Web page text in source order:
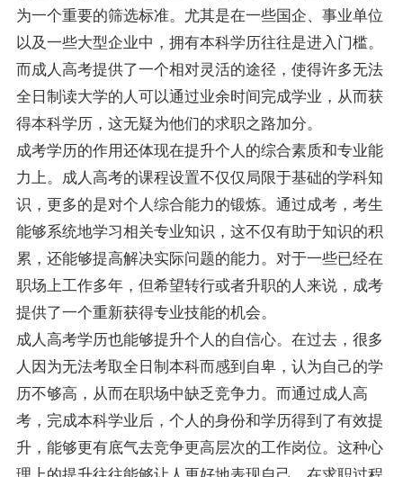
为一个重要的筛选标准。尤其是在一些国企、事业单位
以及一些大型企业中，拥有本科学历往往是进入门槛。
而成人高考提供了一个相对灵活的途径，使得许多无法
全日制读大学的人可以通过业余时间完成学业，从而获
得本科学历，这无疑为他们的求职之路加分。
成考学历的作用还体现在提升个人的综合素质和专业能
力上。成人高考的课程设置不仅仅局限于基础的学科知
识，更多的是对个人综合能力的锻炼。通过成考，考生
能够系统地学习相关专业知识，这不仅有助于知识的积
累，还能够提高解决实际问题的能力。对于一些已经在
职场上工作多年，但希望转行或者升职的人来说，成考
提供了一个重新获得专业技能的机会。
成人高考学历也能够提升个人的自信心。在过去，很多
人因为无法考取全日制本科而感到自卑，认为自己的学
历不够高，从而在职场中缺乏竞争力。而通过成人高
考，完成本科学业后，个人的身份和学历得到了有效提
升，能够更有底气去竞争更高层次的工作岗位。这种心